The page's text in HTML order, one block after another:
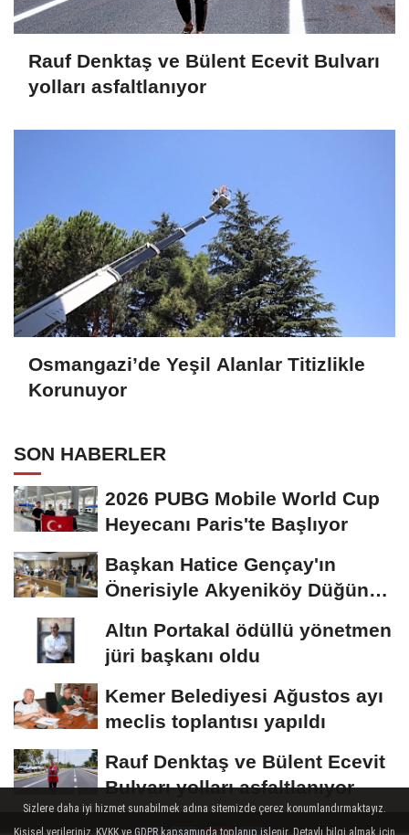
Rauf Denktaş ve Bülent Ecevit Bulvarı
yolları asfaltlanıyor
Osmangazi’de Yeşil Alanlar Titizlikle
Korunuyor
SON HABERLER
2026 PUBG Mobile World Cup
Heyecanı Paris'te Başlıyor
Başkan Hatice Gençay'ın
Önerisiyle Akyeniköy Düğün
Altın Portakal ödüllü yönetmen
jüri başkanı oldu
Kemer Belediyesi Ağustos ayı
meclis toplantısı yapıldı
Rauf Denktaş ve Bülent Ecevit
Bulvarı yolları asfaltlanıyor
Sizlere daha iyi hizmet sunabilmek adına sitemizde çerez konumlandırmaktayız.
Kişisel verileriniz, KVKK ve GDPR kapsamında toplanıp işlenir. Detaylı bilgi almak için